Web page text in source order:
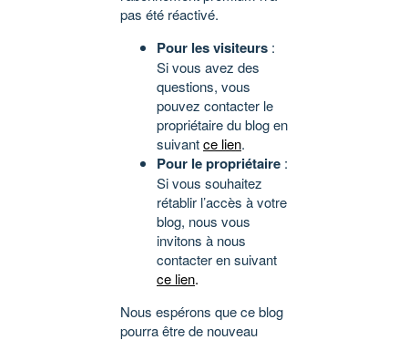
pas été réactivé.
Pour les visiteurs :
Si vous avez des
questions, vous
pouvez contacter le
propriétaire du blog en
suivantce lien.
Pour le propriétaire :
Si vous souhaitez
rétablir l’accès à votre
blog, nous vous
invitons à nous
contacter en suivant
ce lien.
Nous espérons que ce blog
pourra être de nouveau